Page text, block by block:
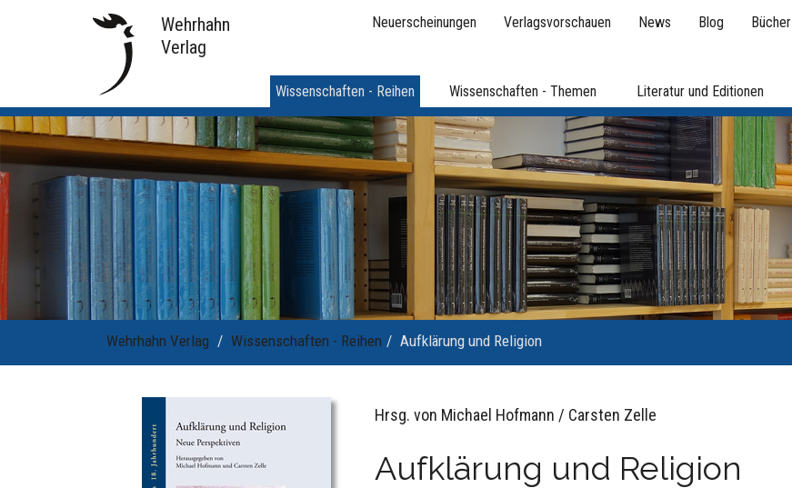
Wehrhahn
Verlag
Neuerscheinungen Verlagsvorschauen News Blog Bücher
Wissenschaften - Reihen Wissenschaften - Themen Literatur und Editionen
Wehrhahn Verlag Wissenschaften - Reihen Aufklärung und Religion
Hrsg. von Michael Hofmann / Carsten Zelle
Aufklärung und Religion